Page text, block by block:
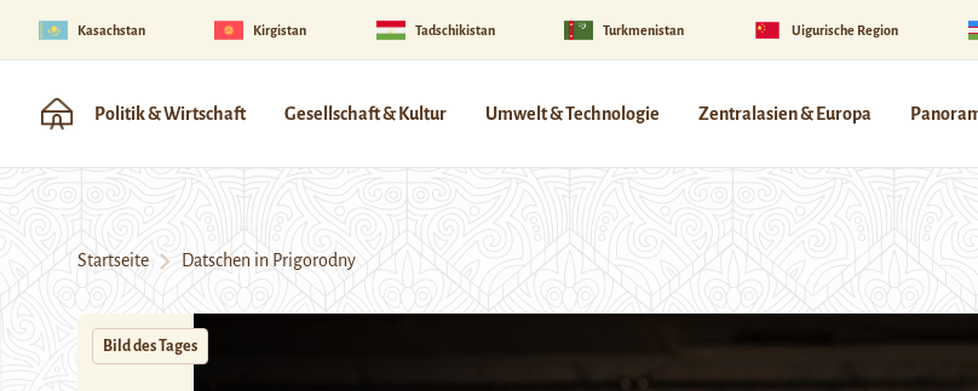
Kasachstan Kirgistan Tadschikistan Turkmenistan Uigurische Region
Politik & Wirtschaft Gesellschaft & Kultur Umwelt & Technologie Zentralasien & Europa
Startseite Datschen in Prigorodny
Bild des Tages